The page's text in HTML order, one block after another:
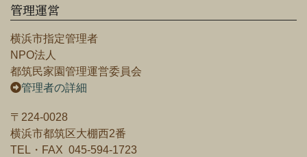
管理運営
横浜市指定管理者
NPO法人
都筑民家園管理運営委員会
管理者の詳細
〒224-0028
横浜市都筑区大棚西2番
TEL・FAX 045-594-1723